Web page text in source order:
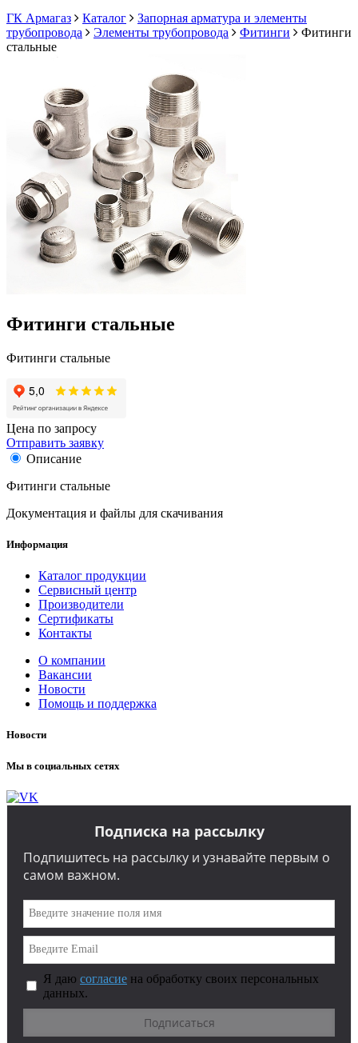
ГК Армагаз
Каталог
Запорная арматура и элементы
трубопровода
Элементы трубопровода Фитинги
Фитинги
стальные
Фитинги стальные
Фитинги стальные
Цена по запросу
Отправить заявку
Описание
Фитинги стальные
Документация и файлы для скачивания
Информация
Каталог продукции
Сервисный центр
Производители
Сертификаты
Контакты
О компании
Вакансии
Новости
Помощь и поддержка
Новости
Мы в социальных сетях
Подписка на рассылку
Подпишитесь на рассылку и узнавайте первым о
самом важном.
Я даю согласие на обработку своих персональных
данных.